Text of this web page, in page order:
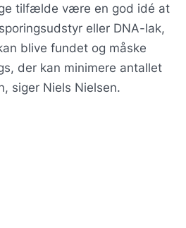
tilfælde være en god idé at
eller DNA-lak,
blive fundet og måske
der kan minimere antallet
siger Niels Nielsen.